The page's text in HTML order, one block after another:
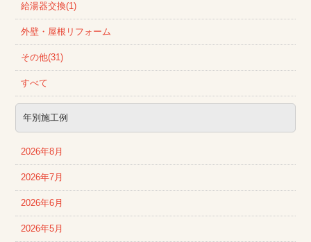
給湯器交換(1)
外壁・屋根リフォーム
その他(31)
すべて
年別施工例
2026年8月
2026年7月
2026年6月
2026年5月